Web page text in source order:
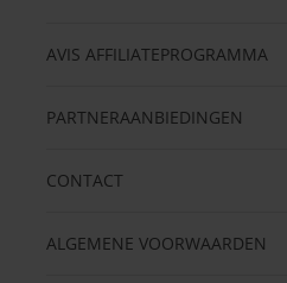
AVIS AFFILIATEPROGRAMMA
PARTNERAANBIEDINGEN
CONTACT
ALGEMENE VOORWAARDEN